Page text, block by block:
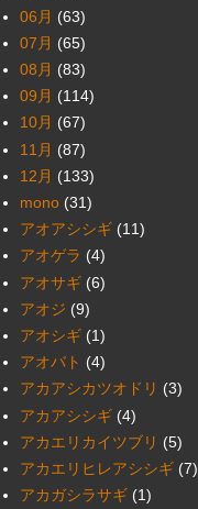
06月 (63)
07月 (65)
08月 (83)
09月 (114)
10月 (67)
11月 (87)
12月 (133)
mono (31)
アオアシシギ (11)
アオゲラ (4)
アオサギ (6)
アオジ (9)
アオシギ (1)
アオバト (4)
アカアシカツオドリ (3)
アカアシシギ (4)
アカエリカイツブリ (5)
アカエリヒレアシシギ (7)
アカガシラサギ (1)